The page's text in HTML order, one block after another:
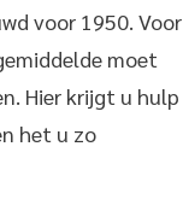
voor 1950. Voor
moet
Hier krijgt u hulp
het u zo